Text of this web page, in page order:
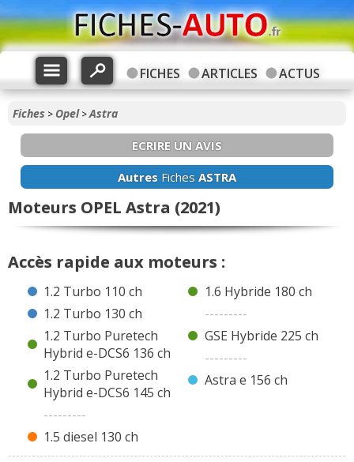
FICHES ARTICLES ACTUS
Fiches > Opel>Astra
ECRIRE UN AVIS
Autres Fiches ASTRA
Moteurs OPEL Astra (2021)
Accès rapide aux moteurs :
1.2 Turbo 110 ch
1.2 Turbo 130 ch
1.2 Turbo Puretech
Hybrid e-DCS6 136 ch
1.2 Turbo Puretech
Hybrid e-DCS6 145 ch
---------
1.5 diesel 130 ch
1.6 Hybride 180 ch
---------
GSE Hybride 225 ch
---------
Astra e 156 ch